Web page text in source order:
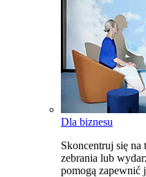
Dla biznesu
Skoncentruj się
zebrania lub
pomogą zapewnić